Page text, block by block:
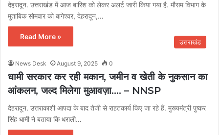
देहरादून. उत्तराखंड में आज बारिश को लेकर अलर्ट जारी किया गया है. मौसम विभाग के
मुताबिक सोमवार को बागेश्वर, देहरादून,…
Read More »
उत्तराखंड
News Desk August 9, 2025 0
धामी सरकार कर रही मकान, जमीन व खेती के नुकसान का
आंकलन, जल्द मिलेगा मुआवज़ा…. – NNSP
देहरादून. उत्तराकाशी आपदा के बाद तेजी से राहतकार्य किए जा रहे हैं. मुख्यमंत्री पुष्कर
सिंह धामी ने बताया कि धराली…